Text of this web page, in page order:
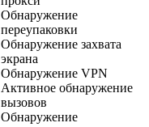
Обнаружение
переупаковки
Обнаружение захвата
экрана
Обнаружение VPN
Активное обнаружение
вызовов
Обнаружение